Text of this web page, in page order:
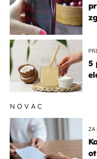
5
NOVAC
ZA